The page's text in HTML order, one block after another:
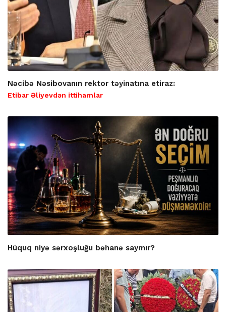
Nəcibə Nəsibovanın rektor təyinatına etiraz:
Etibar Əliyevdən ittihamlar
Hüquq niyə sərxoşluğu bəhanə saymır?